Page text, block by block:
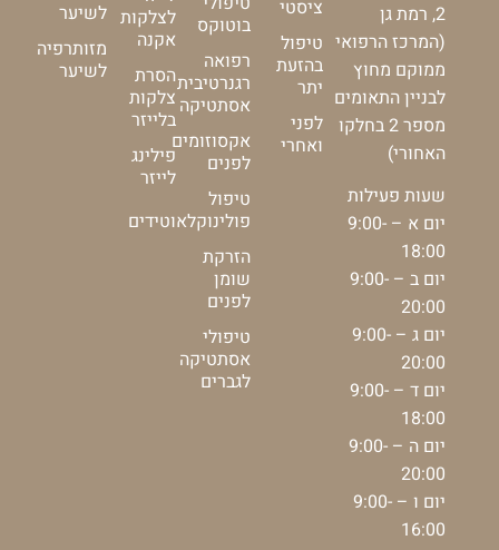
2, רמת גן
(המרכז הרפואי
ממוקם מחוץ
לבניין התאומים
מספר 2 בחלקו
האחורי)
שעות פעילות
יום א – 9:00-
18:00
יום ב – 9:00-
20:00
יום ג – 9:00-
20:00
יום ד – 9:00-
18:00
יום ה – 9:00-
20:00
יום ו – 9:00-
16:00
ציסטי
טיפול
בהזעת
יתר
לפני
ואחרי
בוטוקס
רפואה
רגנרטיבית
אסתטיקה
אקסוזומים
לפנים
טיפול
פולינוקלאוטידים
הזרקת
שומן
לפנים
טיפולי
אסתטיקה
לגברים
לצלקות
אקנה
הסרת
צלקות
בלייזר
פילינג
לייזר
לשיער
מזותרפיה
לשיער